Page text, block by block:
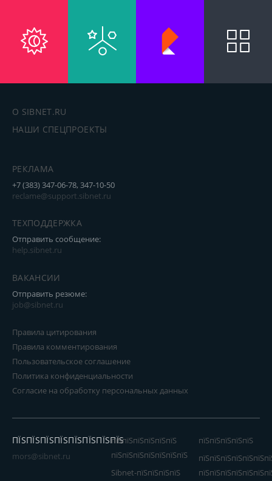
О SIBNET.RU
НАШИ СПЕЦПРОЕКТЫ
РЕКЛАМА
+7 (383) 347-06-78, 347-10-50
reclame@support.sibnet.ru
ТЕХПОДДЕРЖКА
Отправить сообщение:
help.sibnet.ru
ВАКАНСИИ
Отправить резюме:
job@sibnet.ru
Правила цитирования
Правила комментирования
Пользовательское соглашение
Политика конфиденциальности
Согласие на обработку персональных данных
ПЇЅПЇЅПЇЅПЇЅПЇЅПЇЅПЇЅПЇЅ
mors@sibnet.ru
пїЅпїЅпїЅпїЅпїЅпїЅ
пїЅпїЅпїЅпїЅпїЅпїЅпїЅ
Sibnet-пїЅпїЅпїЅпїЅ
пїЅпїЅпїЅпїЅпїЅ